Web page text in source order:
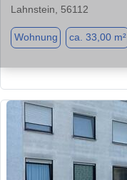
Lahnstein, 56112
Wohnung ca. 33,00 m²